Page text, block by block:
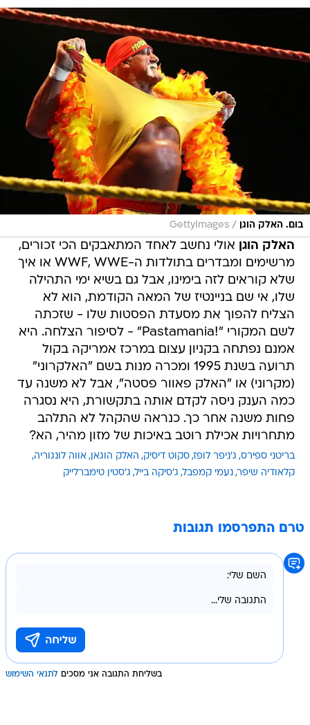
בום. האלק הוגן /
GettyImages
האלק הוגן אולי נחשב לאחד המתאבקים הכי זכורים,
מרשימים ומבדרים בתולדות ה-WWF, WWE או איך
שלא קוראים לזה בימינו, אבל גם בשיא ימי התהילה
שלו, אי שם בניינטיז של המאה הקודמת, הוא לא
הצליח להפוך את מסעדת הפסטות שלו - שזכתה
לשם המקורי "!Pastamania" - לסיפור הצלחה. היא
אמנם נפתחה בקניון עצום במרכז אמריקה בקול
תרועה בשנת 1995 ומכרה מנות בשם "האלקרוני"
(מקרוני) או "האלק פאוור פסטה", אבל לא משנה עד
כמה הענק ניסה לקדם אותה בתקשורת, היא נסגרה
פחות משנה אחר כך. כנראה שהקהל לא התלהב
מתחרויות אכילת רוטב באיכות של מזון מהיר, הא?
בריטני ספירס ג'ניפר לופז סקוט דיסיק האלק הוגאן אווה לונגוריה
קלאודיה שיפר נעמי קמפבל ג'סיקה בייל ג'סטין טימברלייק
טרם התפרסמו תגובות
בשליחת התגובה אני מסכים לתנאי השימוש